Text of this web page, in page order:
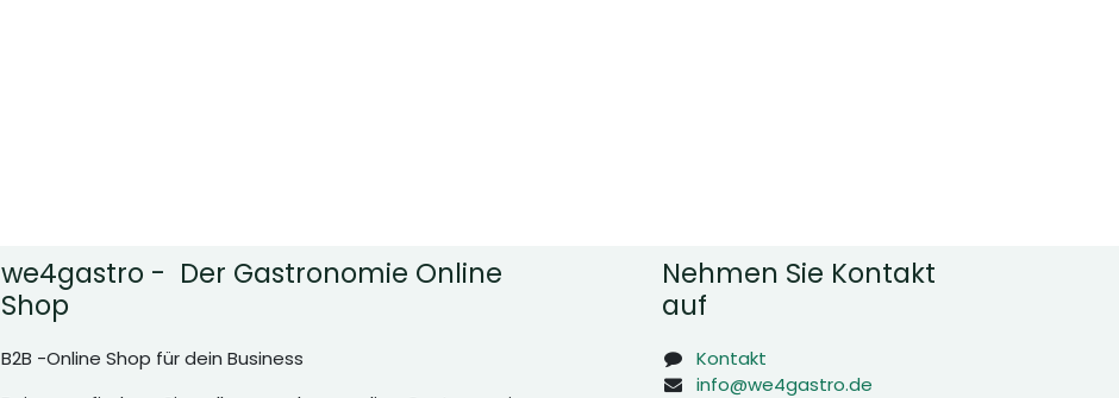
we4gastro - Der Gastronomie Online
Shop
B2B -Online Shop für dein Business
Nehmen Sie Kontakt
auf
Kontakt
info@we4gastro.de